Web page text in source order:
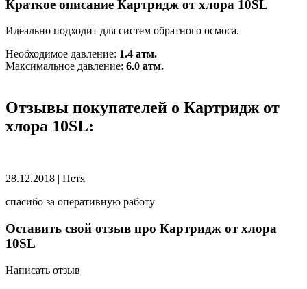
Краткое описание Картридж от хлора 10SL
Идеально подходит для систем обратного осмоса.
Необходимое давление: 1.4 атм.
Максимальное давление: 6.0 атм.
Отзывы покупателей о Картридж от
хлора 10SL:
28.12.2018 | Петя
спасибо за оперативную работу
Оставить свой отзыв про Картридж от хлора
10SL
Написать отзыв